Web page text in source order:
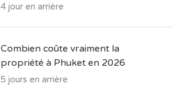
4 jour en arrière
Combien coûte vraiment la
propriété à Phuket en 2026
5 jours en arrière